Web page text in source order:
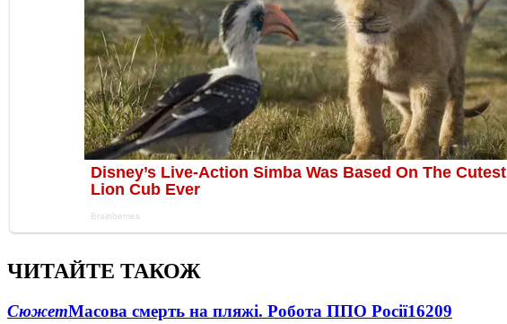
ЧИТАЙТЕ ТАКОЖ
СюжетМасова смерть на пляжі. Робота ППО Росії16209